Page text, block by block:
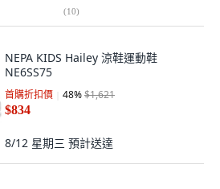
(10)
NEPA KIDS Hailey 涼鞋運動鞋
NE6SS75
首購折扣價 48%$1,621
$834
8/12 星期三 預計送達